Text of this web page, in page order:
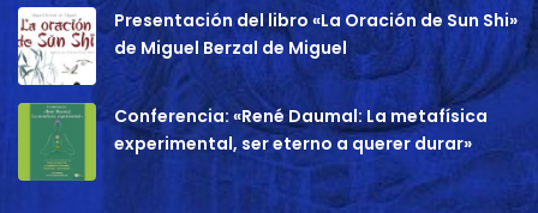
Presentación del libro «La Oración de Sun Shi»
de Miguel Berzal de Miguel
Conferencia: «René Daumal: La metafísica
experimental, ser eterno a querer durar»